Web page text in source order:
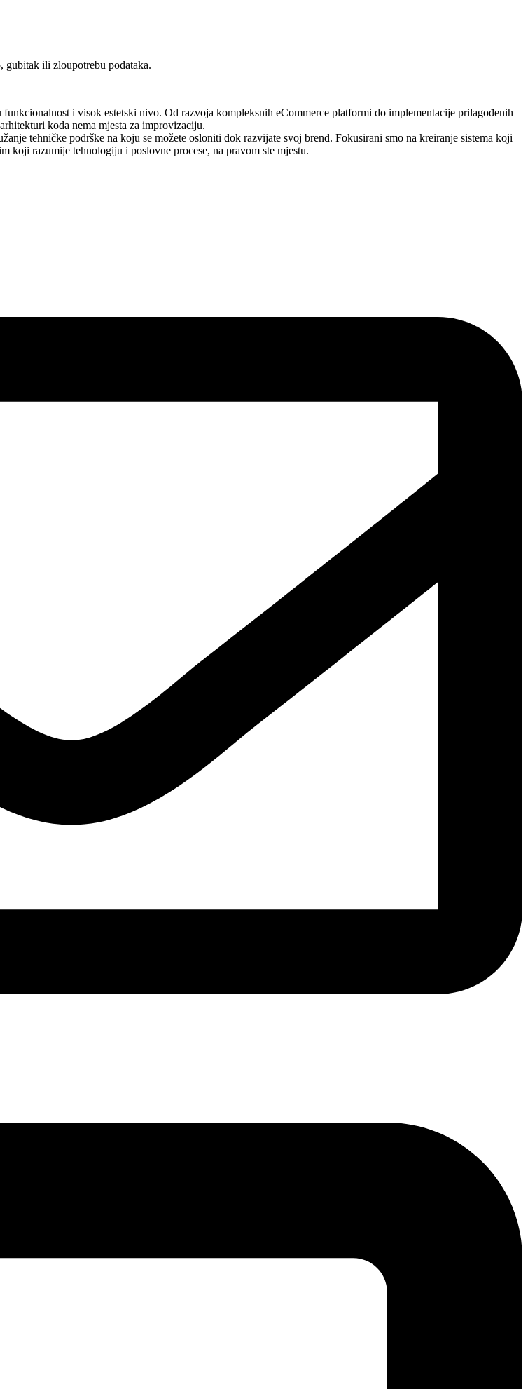
gubitak ili zloupotrebu podataka.
i visok estetski nivo. Od razvoja kompleksnih eCommerce platformi do implementacije prilagođenih
koda nema mjesta za improvizaciju.
tehničke podrške na koju se možete osloniti dok razvijate svoj brend. Fokusirani smo na kreiranje sistema koji
koji razumije tehnologiju i poslovne procese, na pravom ste mjestu.